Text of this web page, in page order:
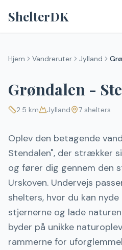
ShelterDK
Hjem Vandreruter Jylland
Grøndalen -
2.5 km Jylland 7 shelters
Oplev den betagende
Stendalen", der strækker
og fører dig gennem den
Urskoven. Undervejs
shelters, hvor du kan
stjernerne og lade
byder på unikke
rammerne for